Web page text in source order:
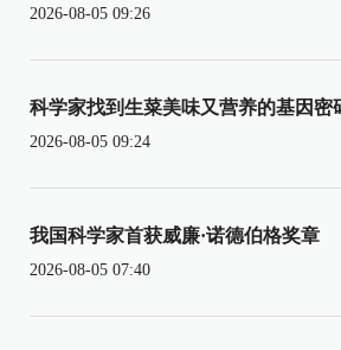
2026-08-05 09:26
科学家找到生菜美味又营养的基因密
2026-08-05 09:24
我国科学家首获威廉·诺德伯格奖章
2026-08-05 07:40